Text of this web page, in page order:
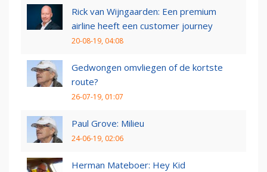
Rick van Wijngaarden: Een premium
airline heeft een customer journey
20-08-19, 04:08
Gedwongen omvliegen of de kortste
route?
26-07-19, 01:07
Paul Grove: Milieu
24-06-19, 02:06
Herman Mateboer: Hey Kid